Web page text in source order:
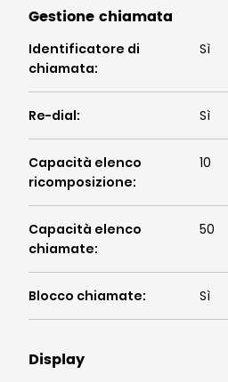
Gestione chiamata
Identificatore di
chiamata:
Sì
Re-dial: Sì
Capacità elenco
ricomposizione:
10
Capacità elenco
chiamate:
50
Blocco chiamate: Sì
Display